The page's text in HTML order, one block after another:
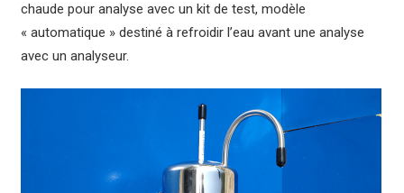
chaude pour analyse avec un kit de test, modèle
« automatique » destiné à refroidir l’eau avant une analyse
avec un analyseur.